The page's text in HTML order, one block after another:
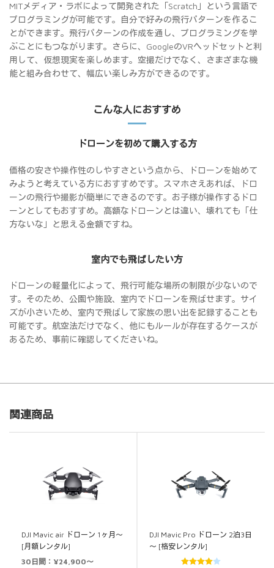
MITメディア・ラボによって開発された「Scratch」という言語で
プログラミングが可能です。自分で好みの飛行パターンを作るこ
とができます。飛行パターンの作成を通し、プログラミングを学
ぶことにもつながります。さらに、GoogleのVRヘッドセットと利
用して、仮想現実を楽しめます。空撮だけでなく、さまざまな機
能と組み合わせて、幅広い楽しみ方ができるのです。
こんな人におすすめ
ドローンを初めて購入する方
価格の安さや操作性のしやすさという点から、ドローンを始めて
みようと考えている方におすすめです。スマホさえあれば、ドロ
ーンの飛行や撮影が簡単にできるのです。お子様が操作するドロ
ーンとしてもおすすめ。高額なドローンとは違い、壊れても「仕
方ないな」と思える金額ですね。
室内でも飛ばしたい方
ドローンの軽量化によって、飛行可能な場所の制限が少ないので
す。そのため、公園や施設、室内でドローンを飛ばせます。サイ
ズが小さいため、室内で飛ばして家族の思い出を記録することも
可能です。航空法だけでなく、他にもルールが存在するケースが
あるため、事前に確認してくださいね。
関連商品
DJI Mavic air ドローン 1ヶ月～
[月額レンタル]
30日間：¥24,900～
DJI Mavic Pro ドローン 2泊3日
～ [格安レンタル]